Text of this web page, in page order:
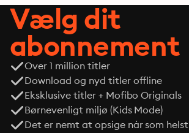
Vælg dit
abonnement
Over 1 million titler
Download og nyd titler offline
Eksklusive titler + Mofibo Originals
Børnevenligt miljø (Kids Mode)
Det er nemt at opsige når som helst